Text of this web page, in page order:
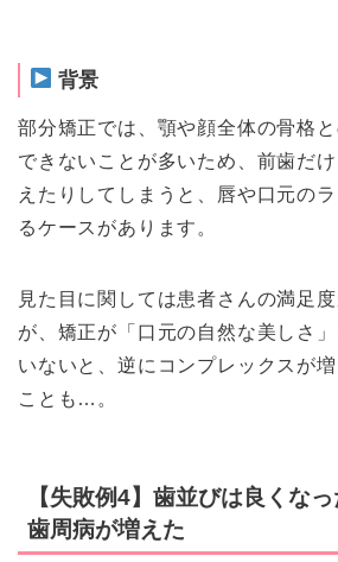
背景
部分矯正では、顎や顔全体の骨格
できないことが多いため、前歯だ
えたりしてしまうと、唇や口元の
るケースがあります。
見た目に関しては患者さんの満足
が、矯正が「口元の自然な美しさ
いないと、逆にコンプレックスが
ことも…。
【失敗例4】歯並びは良くな
歯周病が増えた